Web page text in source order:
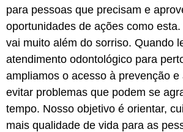
para pessoas que precisam e
oportunidades de ações como esta.
vai muito além do sorriso. Quando
atendimento odontológico para
ampliamos o acesso à prevenção e
evitar problemas que podem se
tempo. Nosso objetivo é orientar,
mais qualidade de vida para as